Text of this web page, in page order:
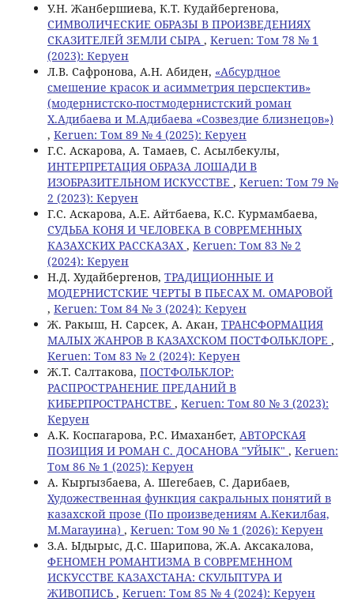
У.Н. Жанбершиева, К.Т. Кудайбергенова,
СИМВОЛИЧЕСКИЕ ОБРАЗЫ В ПРОИЗВЕДЕНИЯХ
СКАЗИТЕЛЕЙ ЗЕМЛИ СЫРА , Keruen: Том 78 № 1
(2023): Керуен
Л.В. Сафронова, А.Н. Абиден, «Абсурдное
смешение красок и асимметрия перспектив»
(модернистско-постмодернистский роман
Х.Адибаева и М.Адибаева «Созвездие близнецов»)
, Keruen: Том 89 № 4 (2025): Керуен
Г.С. Аскарова, А. Тамаев, C. Асылбекулы,
ИНТЕРПРЕТАЦИЯ ОБРАЗА ЛОШАДИ В
ИЗОБРАЗИТЕЛЬНОМ ИСКУССТВЕ , Keruen: Том 79 №
2 (2023): Керуен
Г.С. Аскарова, A.E. Айтбаева, К.С. Курмамбаева,
СУДЬБА КОНЯ И ЧЕЛОВЕКА В СОВРЕМЕННЫХ
КАЗАХСКИХ РАССКАЗАХ , Keruen: Том 83 № 2
(2024): Керуен
Н.Д. Худайбергенов, ТРАДИЦИОННЫЕ И
МОДЕРНИСТСКИЕ ЧЕРТЫ В ПЬЕСАХ М. ОМАРОВОЙ
, Keruen: Том 84 № 3 (2024): Керуен
Ж. Ракыш, Н. Сарсек, А. Акан, ТРАНСФОРМАЦИЯ
МАЛЫХ ЖАНРОВ В КАЗАХСКОМ ПОСТФОЛЬКЛОРЕ ,
Keruen: Том 83 № 2 (2024): Керуен
Ж.Т. Салтакова, ПОСТФОЛЬКЛОР:
РАСПРОСТРАНЕНИЕ ПРЕДАНИЙ В
КИБЕРПРОСТРАНСТВЕ , Keruen: Том 80 № 3 (2023):
Керуен
A.K. Коспагарова, Р.С. Имаханбет, АВТОРСКАЯ
ПОЗИЦИЯ И РОМАН С. ДОСАНОВА "УЙЫК" , Keruen:
Том 86 № 1 (2025): Керуен
А. Кыргызбаева, А. Шегебаев, С. Дарибаев,
Художественная функция сакральных понятий в
казахской прозе (По произведениям А.Кекилбая,
М.Магауина) , Keruen: Том 90 № 1 (2026): Керуен
З.А. Ыдырыс, Д.С. Шарипова, Ж.А. Аксакалова,
ФЕНОМЕН РОМАНТИЗМА В СОВРЕМЕННОМ
ИСКУССТВЕ КАЗАХСТАНА: СКУЛЬПТУРА И
ЖИВОПИСЬ , Keruen: Том 85 № 4 (2024): Керуен